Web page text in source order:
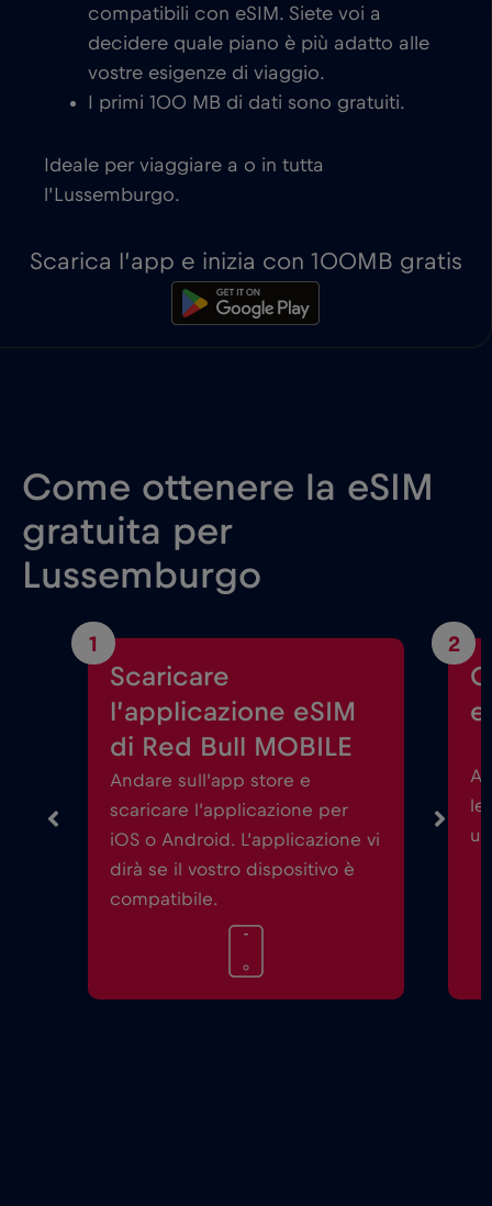
compatibili con eSIM. Siete voi a
decidere quale piano è più adatto alle
vostre esigenze di viaggio.
I primi 100 MB di dati sono gratuiti.
Ideale per viaggiare a o in tutta
l’Lussemburgo.
Scarica l’app e inizia con 100MB gratis
Come ottenere la eSIM
gratuita per
Lussemburgo
1
Scaricare
l’applicazione eSIM
di Red Bull MOBILE
Andare sull’app store e
scaricare l’applicazione per
iOS o Android. L’applicazione vi
dirà se il vostro dispositivo è
compatibile.
2
le